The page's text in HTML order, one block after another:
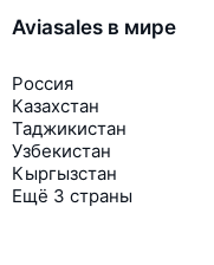
Aviasales в мире
Россия
Казахстан
Таджикистан
Узбекистан
Кыргызстан
Ещё 3 страны